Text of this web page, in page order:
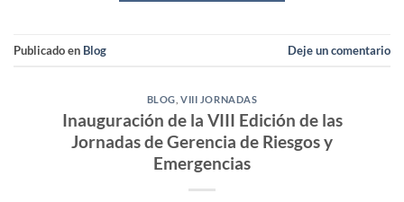
Publicado en Blog Deje un comentario
BLOG ,VIII JORNADAS
Inauguración de la VIII Edición de las
Jornadas de Gerencia de Riesgos y
Emergencias